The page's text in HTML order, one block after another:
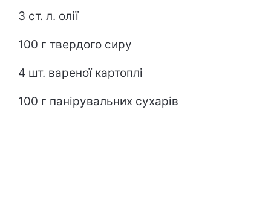
3 ст. л. олії
100 г твердого сиру
4 шт. вареної картоплі
100 г панірувальних сухарів